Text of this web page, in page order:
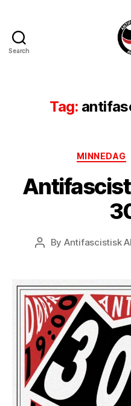
Search
Tag:
MINNEDAG
Post
By Antifascistisk